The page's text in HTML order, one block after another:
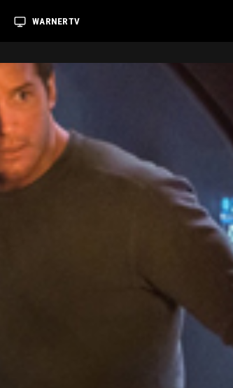
WARNERTV